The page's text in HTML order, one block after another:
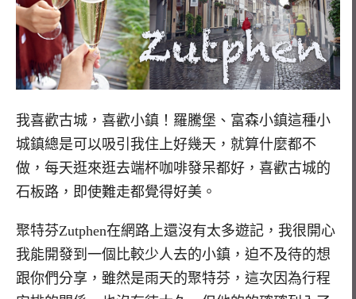
我喜歡古城，喜歡小鎮！羅騰堡、富森小鎮這種小
城鎮總是可以吸引我住上好幾天，就算什麼都不
做，每天逛來逛去端杯咖啡發呆都好，喜歡古城的
石板路，即使難走都覺得好美。
聚特芬Zutphen在網路上還沒有太多遊記，我很開心
我能開發到一個比較少人去的小鎮，迫不及待的想
跟你們分享，雖然是雨天的聚特芬，這次因為行程